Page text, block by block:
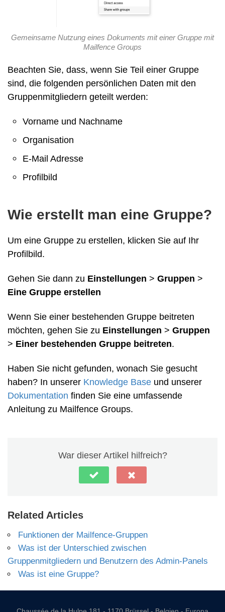
Gemeinsame Nutzung eines Dokuments mit einer Gruppe mit
Mailfence Groups
Beachten Sie, dass, wenn Sie Teil einer Gruppe
sind, die folgenden persönlichen Daten mit den
Gruppenmitgliedern geteilt werden:
Vorname und Nachname
Organisation
E-Mail Adresse
Profilbild
Wie erstellt man eine Gruppe?
Um eine Gruppe zu erstellen, klicken Sie auf Ihr
Profilbild.
Gehen Sie dann zu Einstellungen > Gruppen >
Eine Gruppe erstellen
Wenn Sie einer bestehenden Gruppe beitreten
möchten, gehen Sie zu Einstellungen > Gruppen
> Einer bestehenden Gruppe beitreten.
Haben Sie nicht gefunden, wonach Sie gesucht
haben? In unserer Knowledge Base und unserer
Dokumentation finden Sie eine umfassende
Anleitung zu Mailfence Groups.
War dieser Artikel hilfreich?
Related Articles
Funktionen der Mailfence-Gruppen
Was ist der Unterschied zwischen
Gruppenmitgliedern und Benutzern des Admin-Panels
Was ist eine Gruppe?